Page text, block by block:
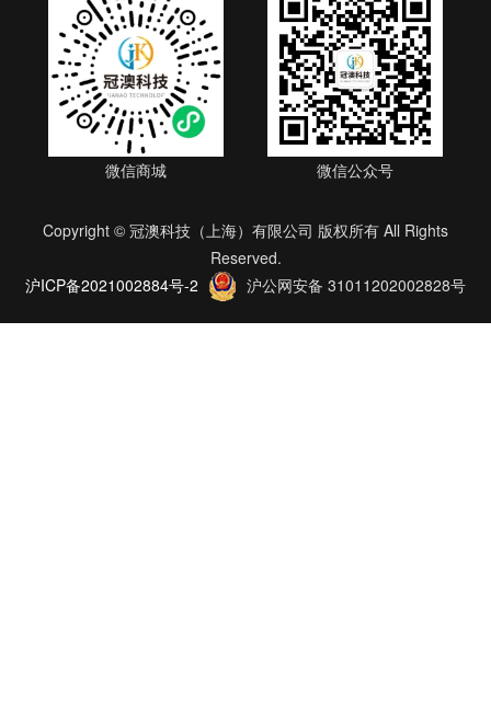
微信商城 微信公众号
Copyright © 冠澳科技（上海）有限公司 版权所有 All Rights
Reserved.
沪ICP备2021002884号-2
沪公网安备 31011202002828号